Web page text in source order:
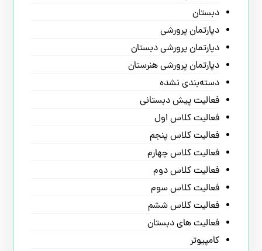
دبستان
دپارتمان پرورشی
دپارتمان پرورشی دبستان
دپارتمان پرورشی هنرستان
دسته‌بندی نشده
فعالیت پیش دبستانی
فعالیت کلاس اول
فعالیت کلاس پنجم
فعالیت کلاس چهارم
فعالیت کلاس دوم
فعالیت کلاس سوم
فعالیت کلاس ششم
فعالیت های دبستان
کامپیوتر